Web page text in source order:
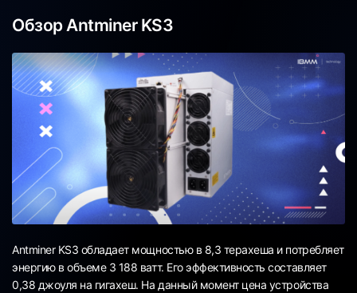
Обзор Antminer KS3
Antminer KS3 обладает мощностью в 8,3 терахеша и потребляет
энергию в объеме 3 188 ватт. Его эффективность составляет
0,38 джоуля на гигахеш. На данный момент цена устройства